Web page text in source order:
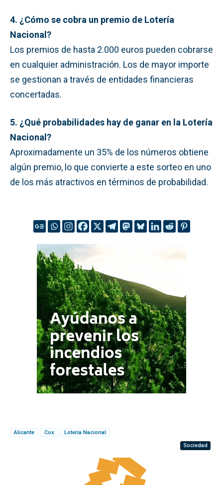
4. ¿Cómo se cobra un premio de Lotería
Nacional?
Los premios de hasta 2.000 euros pueden cobrarse
en cualquier administración. Los de mayor importe
se gestionan a través de entidades financieras
concertadas.
5. ¿Qué probabilidades hay de ganar en la Lotería
Nacional?
Aproximadamente un 35% de los números obtiene
algún premio, lo que convierte a este sorteo en uno
de los más atractivos en términos de probabilidad.
Alicante Cox
Lotería Nacional
Sociedad